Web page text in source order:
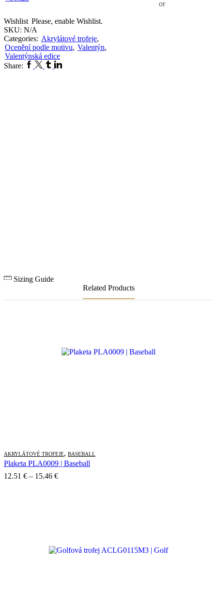
or
Wishlist Please, enable Wishlist.
SKU: N/A
Categories: Akrylátové trofeje,
Ocenění podle motivu, Valentýn,
Valentýnská edice
Share: Facebook
Twitter
TumblrLinkedin
Sizing Guide
Related Products
AKRYLÁTOVÉ TROFEJE, BASEBALL
Plaketa PLA0009 | Baseball
12.51 € – 15.46 €Price